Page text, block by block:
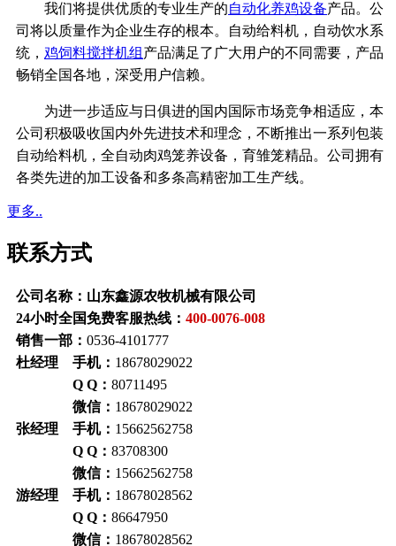
我们将提供优质的专业生产的自动化养鸡设备产品。公
司将以质量作为企业生存的根本。自动给料机，自动饮水系
统， 鸡饲料搅拌机组 产品满足了广大用户的不同需要，产品
畅销全国各地，深受用户信赖。
为进一步适应与日俱进的国内国际市场竞争相适应，本
公司积极吸收国内外先进技术和理念，不断推出一系列包装
自动给料机，全自动肉鸡笼养设备，育雏笼精品。公司拥有
各类先进的加工设备和多条高精密加工生产线。
更多..
联系方式
公司名称：山东鑫源农牧机械有限公司
24小时全国免费客服热线： 400-0076-008
销售一部： 0536-4101777
杜经理 手机： 18678029022
Q Q： 80711495
微信： 18678029022
张经理 手机： 15662562758
Q Q： 83708300
微信： 15662562758
游经理 手机： 18678028562
Q Q： 86647950
微信： 18678028562